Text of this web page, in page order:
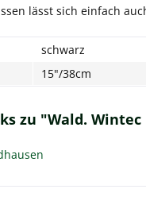
lässt sich einfach
schwarz
15"/38cm
zu "Wald.